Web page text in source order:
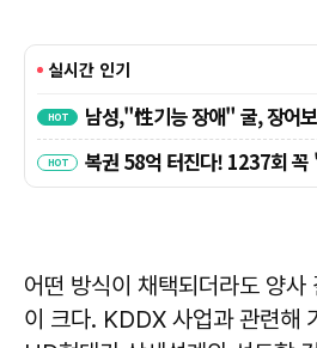
어떤 방식이 채택되더라도 양사
이 크다. KDDX 사업과 관련해